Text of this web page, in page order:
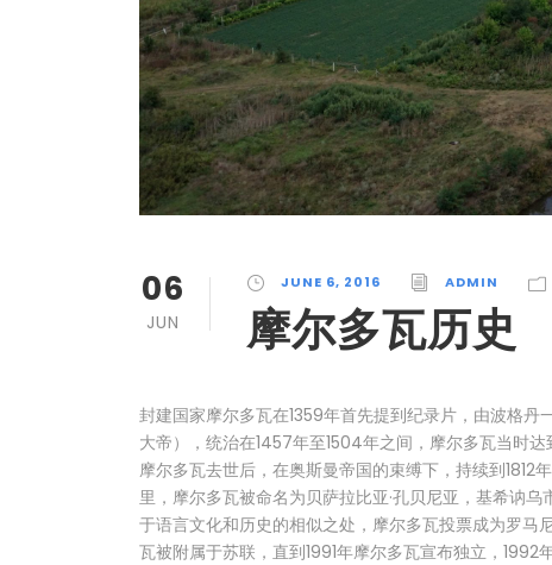
06
JUN
JUNE 6, 2016 ADMIN
摩尔多瓦历史
封建国家摩尔多瓦在1359年首先提到纪录片，由波格丹
大帝），统治在1457年至1504年之间，摩尔多瓦当时
摩尔多瓦去世后，在奥斯曼帝国的束缚下，持续到
里，摩尔多瓦被命名为贝萨拉比亚·孔贝尼亚，基希讷
于语言文化和历史的相似之处，摩尔多瓦投票成为罗
瓦被附属于苏联，直到1991年摩尔多瓦宣布独立，